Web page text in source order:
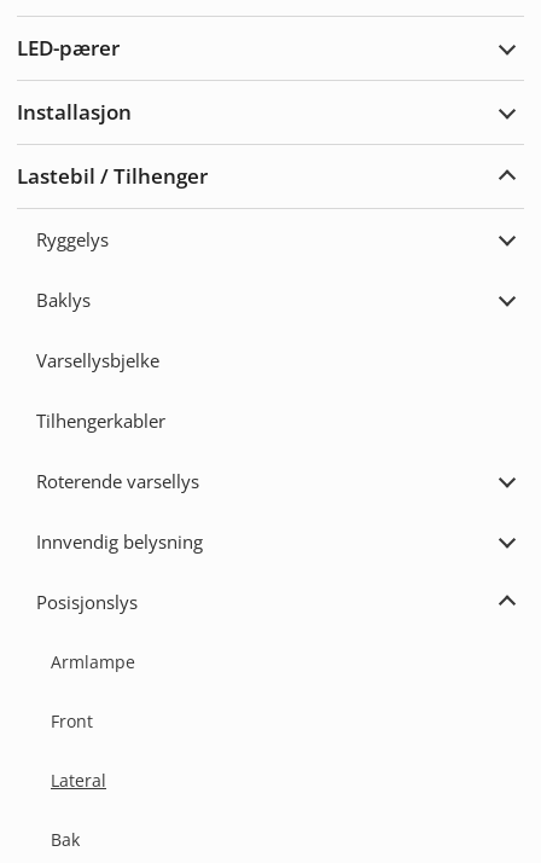
LED-pærer
Utvid
Installasjon
Utvid
Lastebil / Tilhenger
Utvid
Ryggelys
Utvid
Baklys
Utvid
Varsellysbjelke
Tilhengerkabler
Roterende varsellys
Utvid
Innvendig belysning
Utvid
Posisjonslys
Utvid
Armlampe
Front
Lateral
Bak